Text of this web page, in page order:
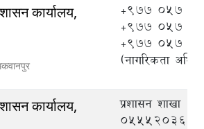
कार्यालय,
+977 057
+977 057
+977 057
(नागरिकता
कार्यालय,
प्रशासन शाखा
055520369,